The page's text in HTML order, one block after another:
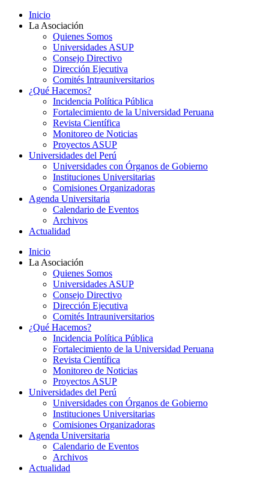
Inicio
La Asociación
Quienes Somos
Universidades ASUP
Consejo Directivo
Dirección Ejecutiva
Comités Intrauniversitarios
¿Qué Hacemos?
Incidencia Política Pública
Fortalecimiento de la Universidad Peruana
Revista Científica
Monitoreo de Noticias
Proyectos ASUP
Universidades del Perú
Universidades con Órganos de Gobierno
Instituciones Universitarias
Comisiones Organizadoras
Agenda Universitaria
Calendario de Eventos
Archivos
Actualidad
Inicio
La Asociación
Quienes Somos
Universidades ASUP
Consejo Directivo
Dirección Ejecutiva
Comités Intrauniversitarios
¿Qué Hacemos?
Incidencia Política Pública
Fortalecimiento de la Universidad Peruana
Revista Científica
Monitoreo de Noticias
Proyectos ASUP
Universidades del Perú
Universidades con Órganos de Gobierno
Instituciones Universitarias
Comisiones Organizadoras
Agenda Universitaria
Calendario de Eventos
Archivos
Actualidad